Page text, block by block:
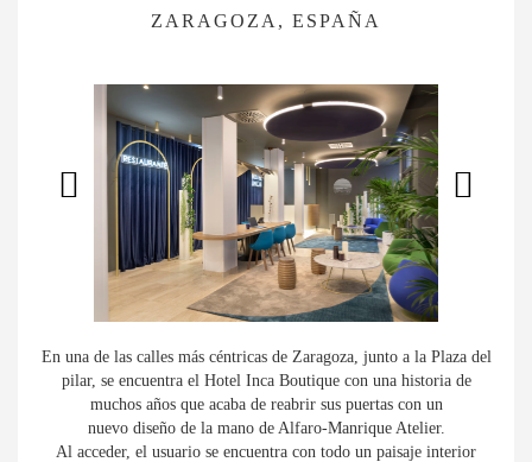
ZARAGOZA, ESPAÑA
En una de las calles más céntricas de Zaragoza, junto a la Plaza del
pilar, se encuentra el Hotel Inca Boutique con una historia de
muchos años que acaba de reabrir sus puertas con un
nuevo diseño de la mano de Alfaro-Manrique Atelier.
Al acceder, el usuario se encuentra con todo un paisaje interior